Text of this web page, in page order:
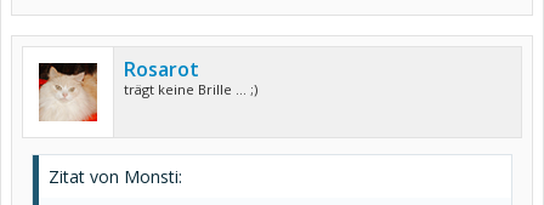
Rosarot
trägt keine Brille ... ;)
Zitat von Monsti: